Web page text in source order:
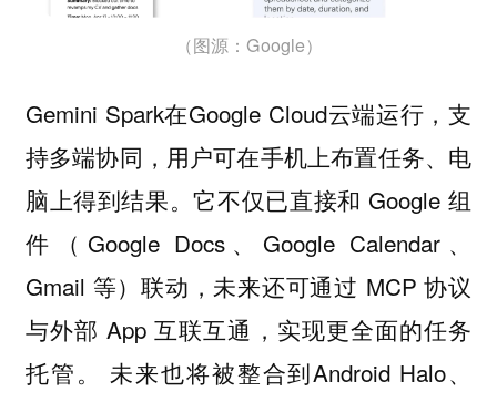
（图源：Google）
Gemini Spark在Google Cloud云端运行，支
持多端协同，用户可在手机上布置任务、电
脑上得到结果。它不仅已直接和 Google 组
件（Google Docs、Google Calendar、
Gmail 等）联动，未来还可通过 MCP 协议
与外部 App 互联互通，实现更全面的任务
托管。 未来也将被整合到Android Halo、